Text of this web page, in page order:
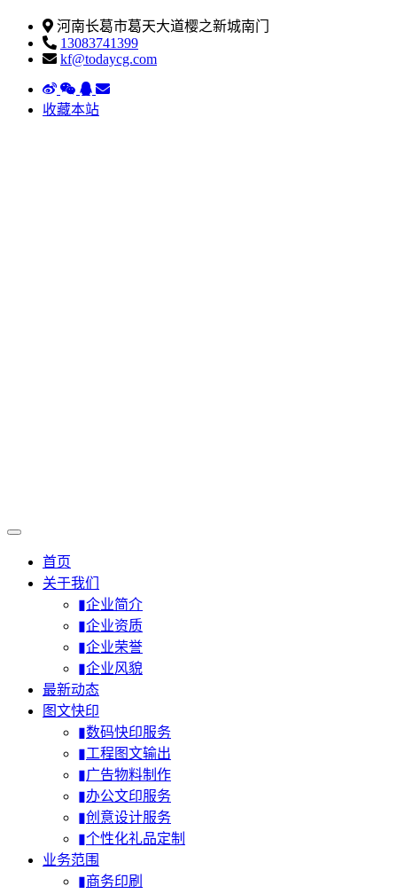
河南长葛市葛天大道樱之新城南门
13083741399
kf@todaycg.com
收藏本站
首页
关于我们
▮企业简介
▮企业资质
▮企业荣誉
▮企业风貌
最新动态
图文快印
▮数码快印服务
▮工程图文输出
▮广告物料制作
▮办公文印服务
▮创意设计服务
▮个性化礼品定制
业务范围
▮商务印刷